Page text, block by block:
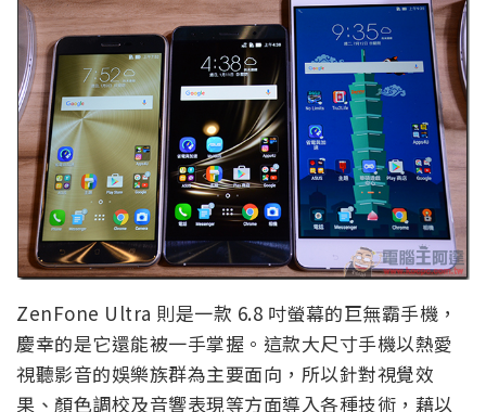
ZenFone Ultra 則是一款 6.8 吋螢幕的巨無霸手機，
慶幸的是它還能被一手掌握。這款大尺寸手機以熱愛
視聽影音的娛樂族群為主要面向，所以針對視覺效
果、顏色調校及音響表現等方面導入各種技術，藉以